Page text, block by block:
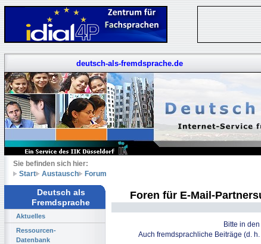
deutsch-als-fremdsprache.de
Sie befinden sich hier:
Start
Austausch Forum
Deutsch als
Fremdsprache
Aktuelles
Ressourcen-
Datenbank
Foren für E-Mail-
Bitte in
Auch fremdsprachliche Beiträge (d.